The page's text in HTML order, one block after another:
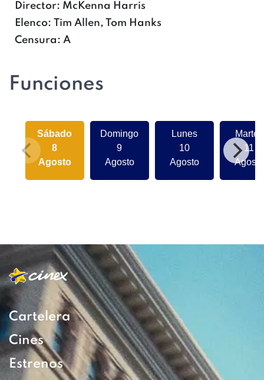
Director: McKenna Harris
Elenco: Tim Allen, Tom Hanks
Censura: A
Funciones
Sábado
8
Agosto
Domingo
9
Agosto
Lunes
10
Agosto
Martes
11
Agosto
Cartelera
Cines
Estrenos